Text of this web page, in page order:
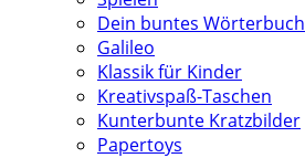
Dein buntes Wörterbuch
Galileo
Klassik für Kinder
Kreativspaß-Taschen
Kunterbunte Kratzbilder
Papertoys